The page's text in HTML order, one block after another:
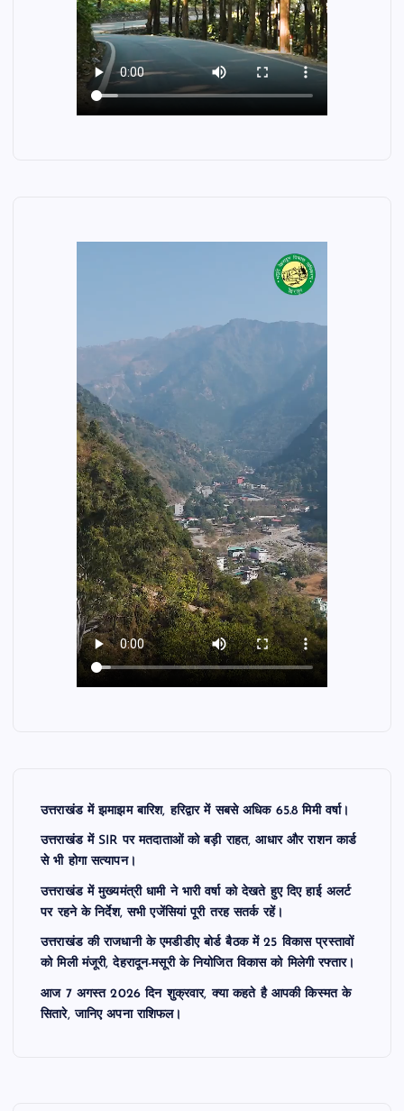
उत्तराखंड में झमाझम बारिश, हरिद्वार में सबसे अधिक 65.8 मिमी वर्षा।
उत्तराखंड में SIR पर मतदाताओं को बड़ी राहत, आधार और राशन कार्ड
से भी होगा सत्यापन।
उत्तराखंड में मुख्यमंत्री धामी ने भारी वर्षा को देखते हुए दिए हाई अलर्ट
पर रहने के निर्देश, सभी एजेंसियां पूरी तरह सतर्क रहें।
उत्तराखंड की राजधानी के एमडीडीए बोर्ड बैठक में 25 विकास प्रस्तावों
को मिली मंजूरी, देहरादून-मसूरी के नियोजित विकास को मिलेगी रफ्तार।
आज 7 अगस्त 2026 दिन शुक्रवार, क्या कहते है आपकी किस्मत के
सितारे, जानिए अपना राशिफल।